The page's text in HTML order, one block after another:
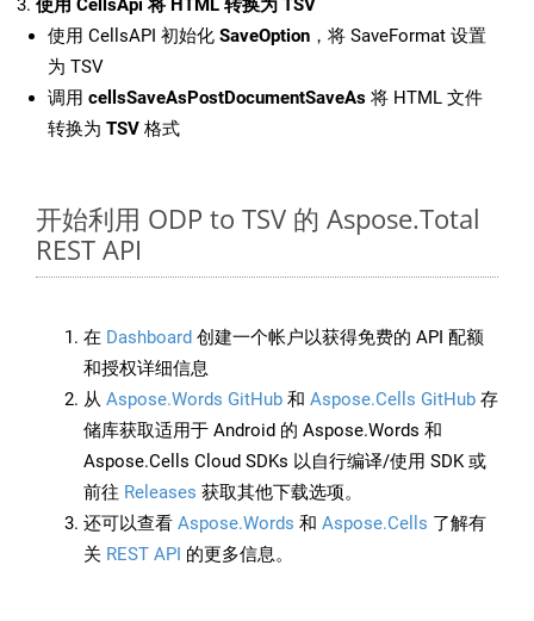
使用 CellsApi 将 HTML 转换为 TSV
使用 CellsAPI 初始化 SaveOption ，将 SaveFormat 设置
为 TSV
调用 cellsSaveAsPostDocumentSaveAs 将 HTML 文件
转换为 TSV 格式
开始利用 ODP to TSV 的 Aspose.Total
REST API
在 Dashboard 创建一个帐户以获得免费的 API 配额
和授权详细信息
从 Aspose.Words GitHub 和 Aspose.Cells GitHub 存
储库获取适用于 Android 的 Aspose.Words 和
Aspose.Cells Cloud SDKs 以自行编译/使用 SDK 或
前往 Releases 获取其他下载选项。
还可以查看 Aspose.Words 和 Aspose.Cells 了解有
关 REST API 的更多信息。